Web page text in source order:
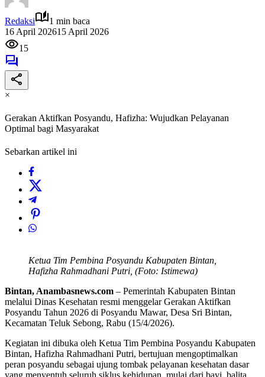
Redaksi
1 min baca
16 April 202615 April 2026
15
×
Gerakan Aktifkan Posyandu, Hafizha: Wujudkan Pelayanan
Optimal bagi Masyarakat
Sebarkan artikel ini
Ketua Tim Pembina Posyandu Kabupaten Bintan,
Hafizha Rahmadhani Putri, (Foto: Istimewa)
Bintan, Anambasnews.com – Pemerintah Kabupaten Bintan
melalui Dinas Kesehatan resmi menggelar Gerakan Aktifkan
Posyandu Tahun 2026 di Posyandu Mawar, Desa Sri Bintan,
Kecamatan Teluk Sebong, Rabu (15/4/2026).
Kegiatan ini dibuka oleh Ketua Tim Pembina Posyandu Kabupaten
Bintan, Hafizha Rahmadhani Putri, bertujuan mengoptimalkan
peran posyandu sebagai ujung tombak pelayanan kesehatan dasar